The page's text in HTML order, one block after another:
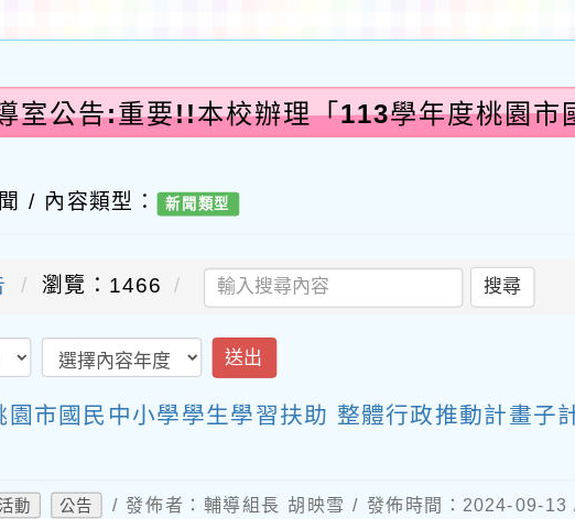
室公告:重要!!本校辦理「113學年度桃園市
/ 內容類型： 新聞類型
瀏覽：1466 搜尋
送出
市國民中小學學生學習扶助 整體行政推動計畫子
動 公告 / 發佈者：輔導組長 胡映雪 / 發佈時間：2024-09-13